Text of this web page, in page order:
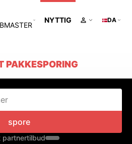
NYTTIG DA
PAKKESPORING
spore
partnertilbud